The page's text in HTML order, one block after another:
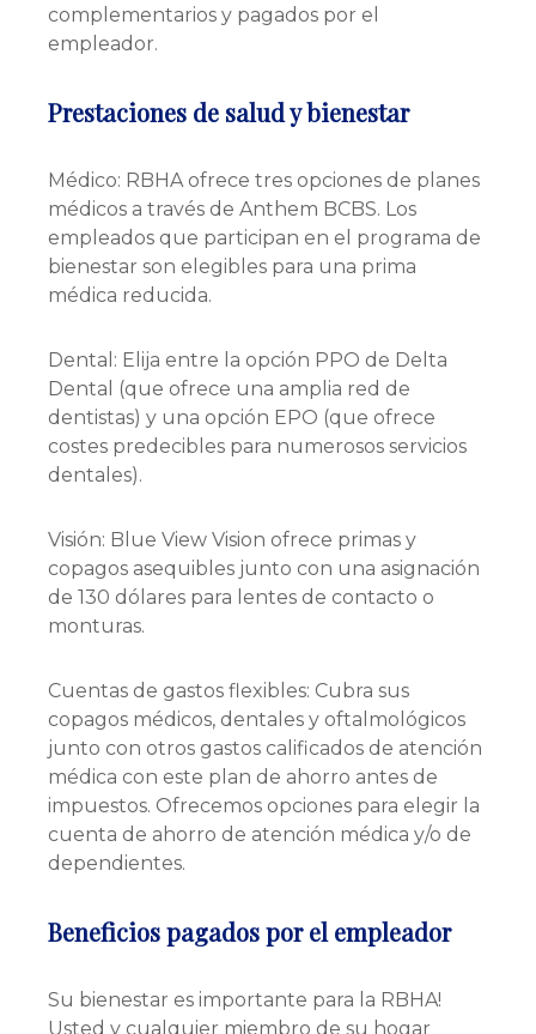
complementarios y pagados por el
empleador.
Prestaciones de salud y bienestar
Médico: RBHA ofrece tres opciones de planes
médicos a través de Anthem BCBS. Los
empleados que participan en el programa de
bienestar son elegibles para una prima
médica reducida.
Dental: Elija entre la opción PPO de Delta
Dental (que ofrece una amplia red de
dentistas) y una opción EPO (que ofrece
costes predecibles para numerosos servicios
dentales).
Visión: Blue View Vision ofrece primas y
copagos asequibles junto con una asignación
de 130 dólares para lentes de contacto o
monturas.
Cuentas de gastos flexibles: Cubra sus
copagos médicos, dentales y oftalmológicos
junto con otros gastos calificados de atención
médica con este plan de ahorro antes de
impuestos. Ofrecemos opciones para elegir la
cuenta de ahorro de atención médica y/o de
dependientes.
Beneficios pagados por el empleador
Su bienestar es importante para la RBHA!
Usted y cualquier miembro de su hogar